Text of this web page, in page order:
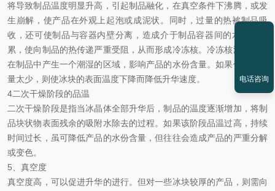
将导致制品温度明显升高，引起制品融化，在真空条件下沸腾，或发
生崩解，使产品在外观上起泡或成泥状。同时，过量的热被制品吸
收，还可使制品与容器内壁分离，造成介于制品容器间的水燕汽积
累，使向制品的热传递严重受阻，从而形成冷冻核。冷冻核溶化后将
在制品中产生一个潮湿的区域，影响产品的水份含量。如果传递的热
量太少，则使冰块的表面温度下降而降低升华速度。
4二次干燥阶段的品温
二次干燥阶段是指当冰晶体全部升华后，制品的温度逐渐增加，将制
品块状物表面残余的吸附水除去的过程。如果该阶段品温过高，持续
时间过长，虽可降低产品的水份含量，但往往会造成产品的严重分解
或变色。
5、真空度
真空度高，可以促进升华的进行。但对一些冰块较厚的产品，则需向
电话咨询